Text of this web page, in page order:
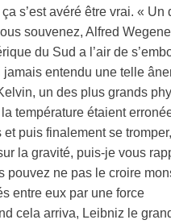
s’est avéré être vrai. « Un
souvenez, Alfred
du Sud a l’air de
entendu une telle
un des plus grands
température étaient
puis finalement se tromper,
la gravité, puis-je vous
pouvez ne pas le croire
entre eux par une force
cela arriva, Leibniz le